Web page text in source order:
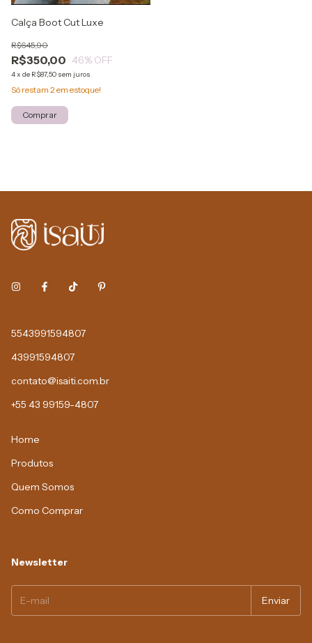
Calça Boot Cut Luxe
R$350,00
R$645,90
46% OFF
4x de R$87,50 sem juros
Só restam 2 em estoque!
Comprar
5543991594807
43991594807
contato@isaiti.com.br
+55 43 99159-4807
Home
Produtos
Quem Somos
Como Comprar
Newsletter